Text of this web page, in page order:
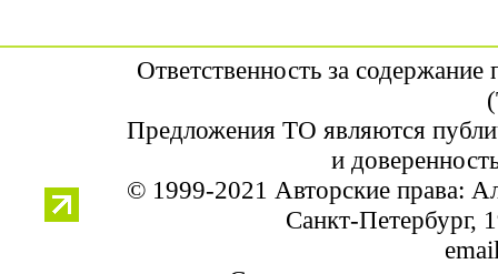
Ответственность за
Предложения ТО являются
и
© 1999-2021 Авторские права:
Санкт-Петербург,